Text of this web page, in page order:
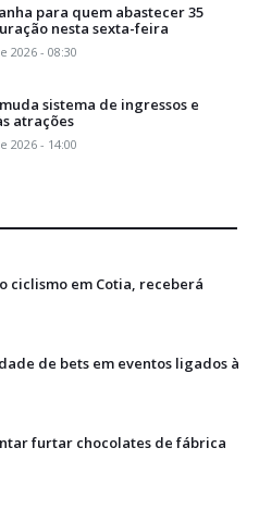
para quem abastecer 35
nesta sexta-feira
2026 - 08:30
sistema de ingressos e
atrações
2026 - 14:00
ciclismo em Cotia, receberá
de bets em eventos ligados à
furtar chocolates de fábrica